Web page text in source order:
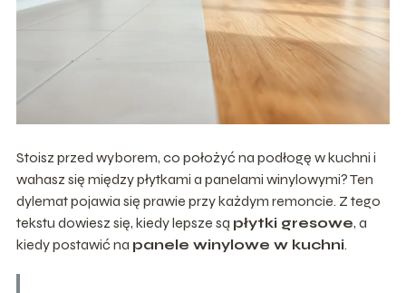
Stoisz przed wyborem, co położyć na podłogę w kuchni i
wahasz się między płytkami a panelami winylowymi? Ten
dylemat pojawia się prawie przy każdym remoncie. Z tego
tekstu dowiesz się, kiedy lepsze są płytki gresowe, a
kiedy postawić na panele winylowe w kuchni.